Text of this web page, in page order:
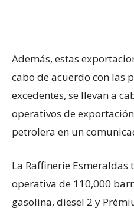
Además, estas
cabo de acuerdo con las
excedentes, se llevan a
operativos de
petrolera en un
La Raffinerie Esmeraldas
operativa de 110,000
gasolina, diesel 2 y